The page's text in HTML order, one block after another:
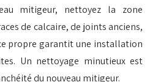
mitigeur, nettoyez la zone
de calcaire, de joints anciens,
propre garantit une installation
Un nettoyage minutieux est
du nouveau mitigeur.